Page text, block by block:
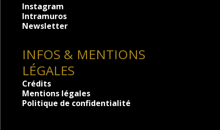
Instagram
Intramuros
Newsletter
INFOS & MENTIONS
LÉGALES
Crédits
Mentions légales
Politique de confidentialité